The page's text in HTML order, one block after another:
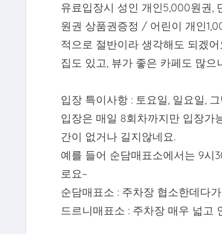
유료입장시 성인 개인5,000원권,
원권 상품권증정 / 어린이 개인
적으로 절반이라 생각해도 되겠
집도 있고, 뷰가 좋은 카페도 많
입장 특이사항 : 토요일, 일요일,
입장은 매일 8회차까지만 입장가
간이 없거나 길지않네요.
예를 들어 순담매표소에서는 9시
로요~
순담매표소 : 주차장 협소한데다
드르니매표소 : 주차장 매우 넓고